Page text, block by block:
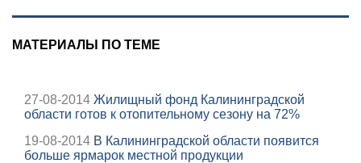
МАТЕРИАЛЫ ПО ТЕМЕ
27-08-2014 Жилищный фонд Калининградской
области готов к отопительному сезону на 72%
19-08-2014 В Калининградской области появится
больше ярмарок местной продукции